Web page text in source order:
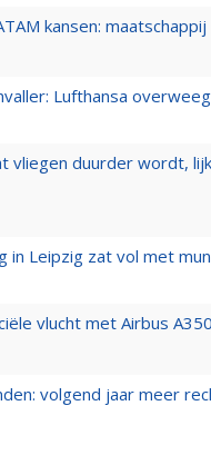
kansen:
Lufthansa
vliegen duurder wordt,
in Leipzig zat vol met
vlucht met Airbus
volgend jaar meer